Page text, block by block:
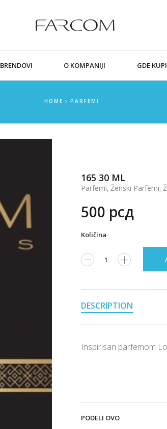
BRENDOVI O KOMPANIJI GDE
HOME PARFEMI
165 30 ML
Parfemi, Ženski Parfemi,
500 рсд
Količina
DESCRIPTION
Inspirisan parfemom
PODELI OVO